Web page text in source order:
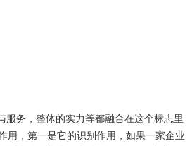
务，整体的实力等都融合在这个标志里
用，第一是它的识别作用，如果一家企业